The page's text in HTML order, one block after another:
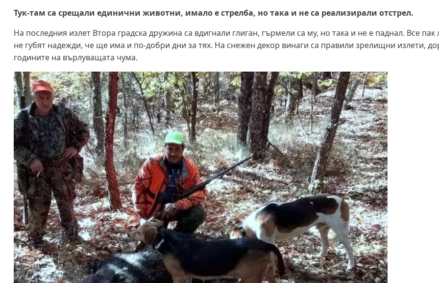
Тук-там са срещали единични животни, имало е стрелба, но така и не са реализирали отстрел.
На последния излет Втора градска дружина са вдигнали глиган, гърмели са му, но така и не е паднал. Все пак
не губят надежди, че ще има и по-добри дни за тях. На снежен декор винаги са правили зрелищни излети,
годините на върлуващата чума.